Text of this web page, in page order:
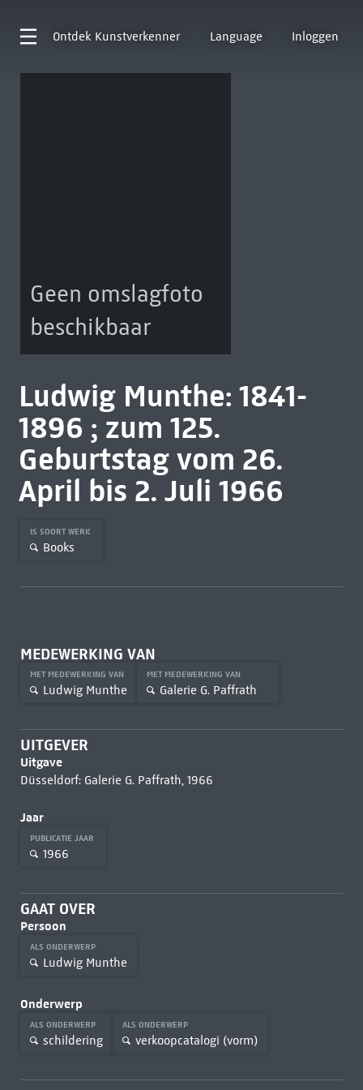
Ontdek Kunstverkenner Language Inloggen
Geen omslagfoto
beschikbaar
Ludwig Munthe: 1841-
1896 ; zum 125.
Geburtstag vom 26.
April bis 2. Juli 1966
IS SOORT WERK
Books
MEDEWERKING VAN
MET MEDEWERKING VAN
Ludwig Munthe
MET MEDEWERKING VAN
Galerie G. Paffrath
UITGEVER
Uitgave
Düsseldorf: Galerie G. Paffrath, 1966
Jaar
PUBLICATIE JAAR
1966
GAAT OVER
Persoon
ALS ONDERWERP
Ludwig Munthe
Onderwerp
ALS ONDERWERP
schildering
ALS ONDERWERP
verkoopcatalogi (vorm)